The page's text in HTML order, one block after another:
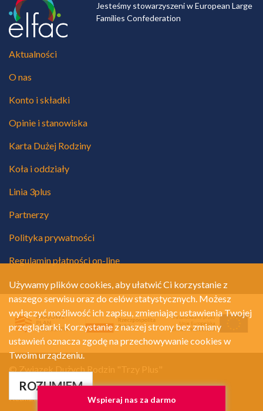
Jesteśmy stowarzyszeni w European Large
Families Confederation
Aktualności
O nas
Konto i składki
Opinie i stanowiska
Karta Dużej Rodziny
Koła i oddziały
Linia 3plus
Partnerzy
Polityka prywatności
Regulamin płatności on-line
© Związek Dużych Rodzin "Trzy Plus"
Polityka prywatności
Realizacja:
Używamy plików cookies, aby ułatwić Ci korzystanie z
naszego serwisu oraz do celów statystycznych. Możesz
wyłączyć możliwość ich zapisu, zmieniając ustawienia Twojej
przeglądarki. Korzystanie z naszej strony bez zmiany
ustawień oznacza zgodę na przechowywanie cookies w
Twoim urządzeniu.
ROZUMIEM
Wspieraj nas za darmo